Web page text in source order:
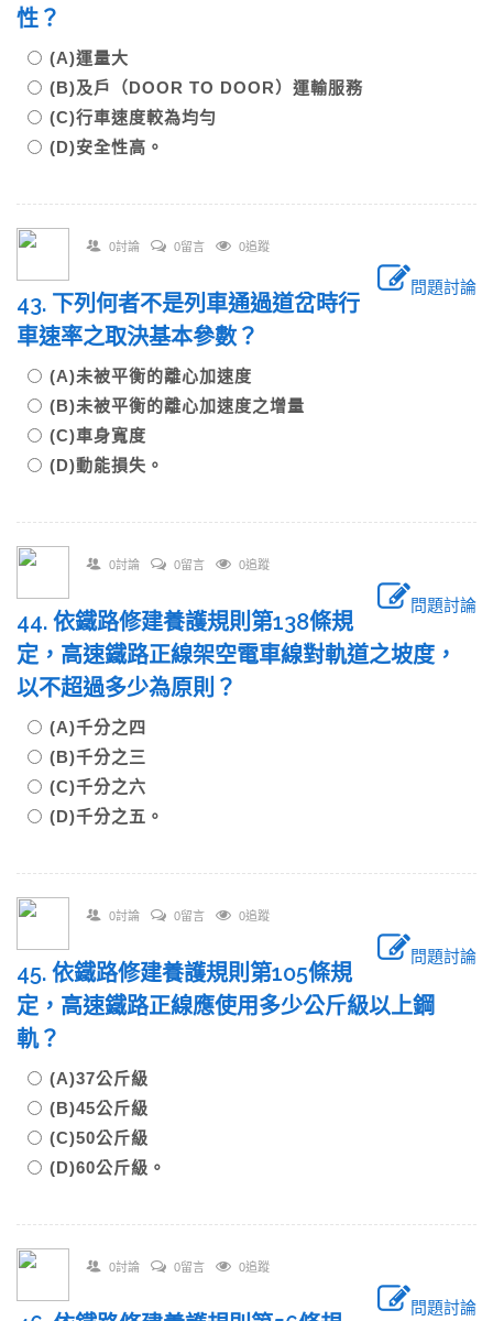
性？
(A)運量大
(B)及戶（DOOR TO DOOR）運輸服務
(C)行車速度較為均勻
(D)安全性高。
0討論 0留言 0追蹤
問題討論
43. 下列何者不是列車通過道岔時行
車速率之取決基本參數？
(A)未被平衡的離心加速度
(B)未被平衡的離心加速度之增量
(C)車身寬度
(D)動能損失。
0討論 0留言 0追蹤
問題討論
44. 依鐵路修建養護規則第138條規
定，高速鐵路正線架空電車線對軌道之坡度，
以不超過多少為原則？
(A)千分之四
(B)千分之三
(C)千分之六
(D)千分之五。
0討論 0留言 0追蹤
問題討論
45. 依鐵路修建養護規則第105條規
定，高速鐵路正線應使用多少公斤級以上鋼
軌？
(A)37公斤級
(B)45公斤級
(C)50公斤級
(D)60公斤級。
0討論 0留言 0追蹤
問題討論